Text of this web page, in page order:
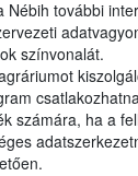
további
színvonalát.
számára, ha a